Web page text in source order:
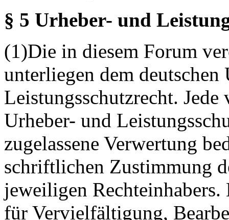
§ 5 Urheber- und
(1)Die in diesem Forum
unterliegen dem deutschen
Leistungsschutzrecht. Jede
Urheber- und
zugelassene Verwertung
schriftlichen Zustimmung
jeweiligen
für Vervielfältigung,